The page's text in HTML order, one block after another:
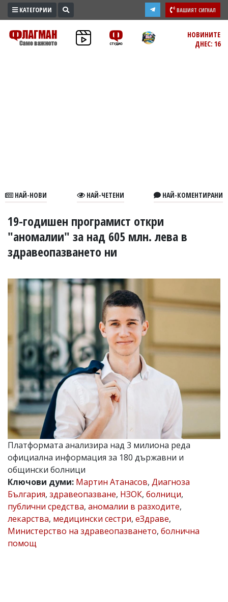
ПРОМО
ЗОНА
В
УКРАЙНА
СПОРТ
РАЗСЛЕДВАНЕ
БИЗНЕС
ЮГ
Веселин
Василев,
email:
v.vasilev@flagman.bg
Касабова,
еmail:k.kassabova@flagman.bg
Главен
редактор:
Колев,
email:
office@flagman.bg
Коментарите
под
статиите
се
въвеждат
читателите
и
редакцията
КАТЕГОРИИ ВАШИЯТ СИГНАЛ
НОВИНИТЕ
ДНЕС: 16
НАЙ-НОВИ НАЙ-ЧЕТЕНИ НАЙ-КОМЕНТИРАНИ
19-годишен програмист откри
"аномалии" за над 605 млн. лева в
здравеопазването ни
Платформата анализира над 3 милиона реда
официална информация за 180 държавни и
общински болници
Ключови думи: Мартин Атанасов, Диагноза
България, здравеопазване, НЗОК, болници,
публични средства, аномалии в разходите,
лекарства, медицински сестри, еЗдраве,
Министерство на здравеопазването, болнична
помощ